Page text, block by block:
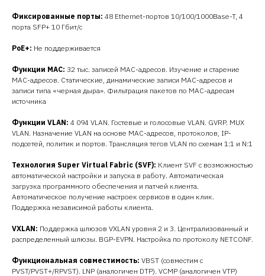
Фиксированные порты: 48 Ethernet-портов 10/100/1000Base-T, 4
порта SFP+ 10 Гбит/с
PoE+: Не поддерживается
Функции MAC: 32 тыс. записей MAC-адресов. Изучение и старение
MAC-адресов. Статические, динамические записи MAC-адресов и
записи типа «черная дыра». Фильтрация пакетов по MAC-адресам
источника
Функции VLAN: 4 094 VLAN. Гостевые и голосовые VLAN. GVRP. MUX
VLAN. Назначение VLAN на основе MAC-адресов, протоколов, IP-
подсетей, политик и портов. Трансляция тегов VLAN по схемам 1:1 и N:1
Технология Super Virtual Fabric (SVF): Клиент SVF с возможностью
автоматической настройки и запуска в работу. Автоматическая
загрузка программного обеспечения и патчей клиента.
Автоматическое получение настроек сервисов в один клик.
Поддержка независимой работы клиента.
VXLAN: Поддержка шлюзов VXLAN уровня 2 и 3. Централизованный и
распределенный шлюзы. BGP-EVPN. Настройка по протоколу NETCONF.
Функциональная совместимость: VBST (совместим с
PVST/PVST+/RPVST). LNP (аналогичен DTP). VCMP (аналогичен VTP)